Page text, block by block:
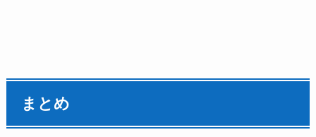
まとめ